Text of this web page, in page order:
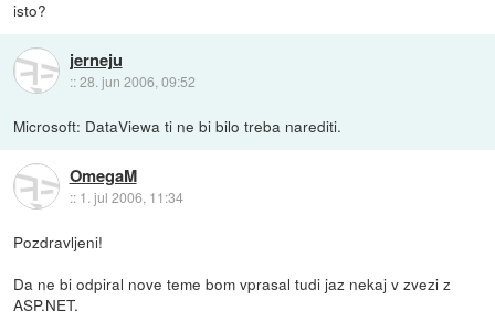
isto?
jerneju
::28. jun 2006, 09:52
Microsoft: DataViewa ti ne bi bilo treba narediti.
OmegaM
:: 1. jul 2006, 11:34
Pozdravljeni!
Da ne bi odpiral nove teme bom vprasal tudi jaz nekaj v zvezi z
ASP.NET.